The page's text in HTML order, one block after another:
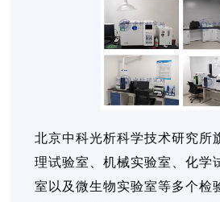
北京中科光析科学技术研究所
理试验室、机械实验室、化学
室以及微生物实验室等多个检